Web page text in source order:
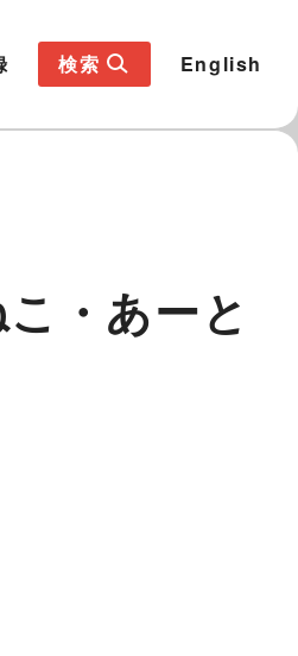
検索 English
・あーと